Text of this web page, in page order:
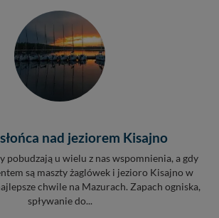
nad jeziorem Kisajno
pobudzają u wielu z nas wspomnienia, a gdy
są maszty żaglówek i jezioro Kisajno w
chwile na Mazurach. Zapach ogniska,
spływanie do...